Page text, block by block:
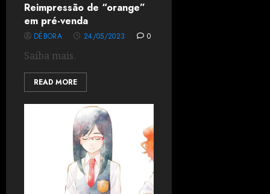
Reimpressão de “orange”
em pré-venda
DÉBORA 24/05/2023 0
Saiba mais.
READ MORE